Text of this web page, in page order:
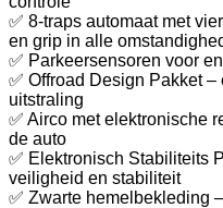
✅ 8-traps automaat met
en grip in alle
✅ Parkeersensoren voor
✅ Offroad Design Pakket
uitstraling
✅ Airco met elektronische
de auto
✅ Elektronisch Stabiliteits
veiligheid en stabiliteit
✅ Zwarte hemelbekleding